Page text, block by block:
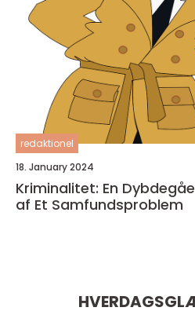
redaktionel
18. January 2024
Kriminalitet: En
af Et Samfundsproblem